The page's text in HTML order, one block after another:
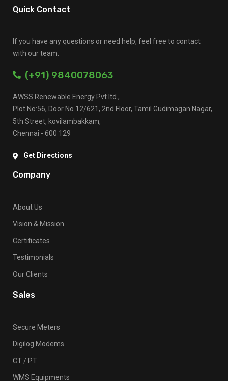
Quick Contact
If you have any questions or need help, feel free to contact
with our team.
(+91) 9840078063
AWSS Renewable Energy Pvt ltd.,
Plot No:56, Door No.12/621, 2nd Floor, Tamil Gudimagan Nagar,
5th Street, kovilambakkam,
Chennai - 600 129
Get Directions
Company
About Us
Vision & Mission
Certificates
Testimonials
Our Clients
Sales
Secure Meters
Digilog Modems
CT / PT
WMS Equipments